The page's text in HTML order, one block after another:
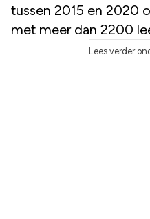
tussen 2015 en 2020
met meer dan 2200
Lees verder